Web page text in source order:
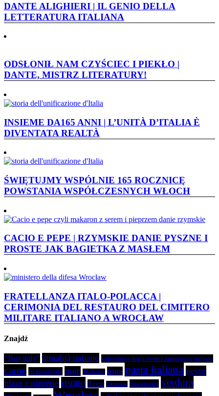
DANTE ALIGHIERI | IL GENIO DELLA
LETTERATURA ITALIANA
ODSŁONIŁ NAM CZYŚCIEC I PIEKŁO |
DANTE, MISTRZ LITERATURY!
INSIEME DA165 ANNI | L’UNITÀ D’ITALIA È
DIVENTATA REALTÀ
ŚWIĘTUJMY WSPÓLNIE 165 ROCZNICĘ
POWSTANIA WSPÓŁCZESNYCH WŁOCH
CACIO E PEPE | RZYMSKIE DANIE PYSZNE I
PROSTE JAK BAGIETKA Z MASŁEM
FRATELLANZA ITALO-POLACCA |
CERIMONIA DEL RESTAURO DEL CIMITERO
MILITARE ITALIANO A WROCŁAW
Znajdź
"Buy italy" attualità italiane calendario degli eventi importanti italiani
carne in montagna mare Mediolan pane pasta italiana pesce
pizze e pizzerie risotto Rzym Sirmione Szwajcaria verdura